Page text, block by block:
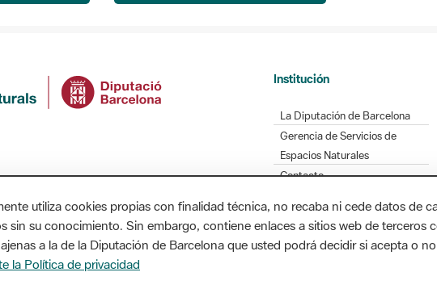
Institución
La Diputación de Barcelona
Gerencia de Servicios de
Espacios Naturales
Contacto
Diputación de Barcelona. Edifici
utiliza cookies propias con finalidad técnica, no recaba ni cede datos de
sin su conocimiento. Sin embargo, contiene enlaces a sitios web de terceros
a la de la Diputación de Barcelona que usted podrá decidir si acepta o
la Política de privacidad